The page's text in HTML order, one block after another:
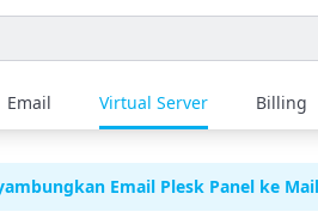
Email Virtual Server Billing
Email Plesk Panel ke